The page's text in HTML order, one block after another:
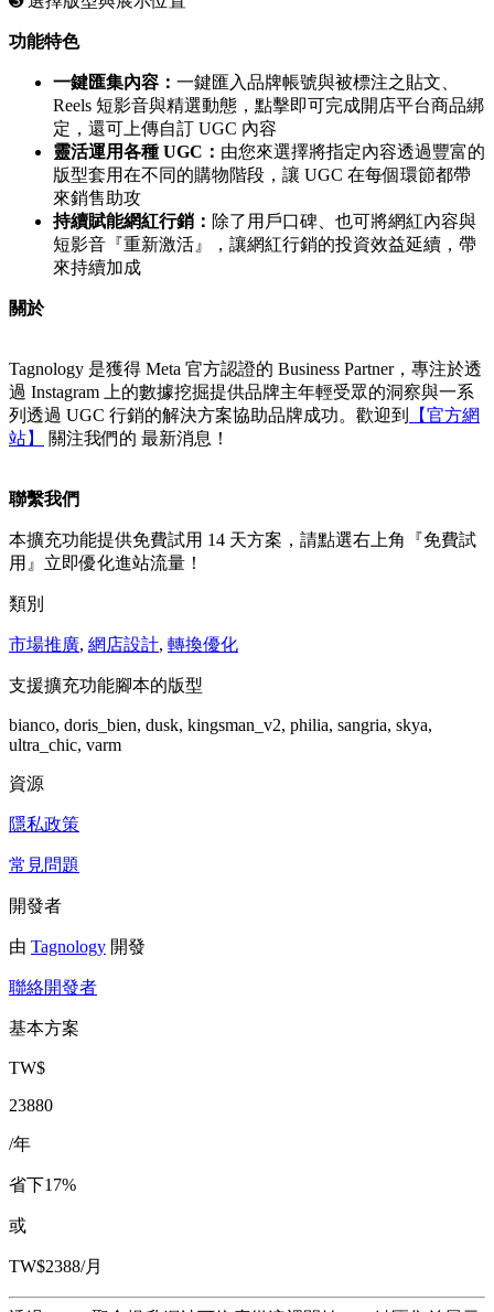
功能特色
一鍵匯集內容： 一鍵匯入品牌帳號與被標注之貼文、
Reels 短影音與精選動態，點擊即可完成開店平台商品綁
定，還可上傳自訂 UGC 內容
靈活運用各種 UGC： 由您來選擇將指定內容透過豐富的
版型套用在不同的購物階段，讓 UGC 在每個環節都帶
來銷售助攻
持續賦能網紅行銷： 除了用戶口碑、也可將網紅內容與
短影音『重新激活』，讓網紅行銷的投資效益延續，帶
來持續加成
關於
Tagnology 是獲得 Meta 官方認證的 Business Partner，專注於透
過 Instagram 上的數據挖掘提供品牌主年輕受眾的洞察與一系
列透過 UGC 行銷的解決方案協助品牌成功。歡迎到
【官方網
站】
關注我們的 最新消息！
聯繫我們
本擴充功能提供免費試用 14 天方案，請點選右上角『免費試
用』立即優化進站流量！
類別
市場推廣, 網店設計, 轉換優化
支援擴充功能腳本的版型
bianco, doris_bien, dusk, kingsman_v2, philia, sangria, skya,
ultra_chic, varm
資源
隱私政策
常見問題
開發者
由 Tagnology 開發
聯絡開發者
基本方案
TW$
23880
/年
省下17%
或
TW$2388/月